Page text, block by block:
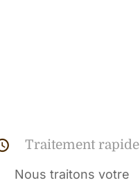
Traitement rapide
Nous traitons votre